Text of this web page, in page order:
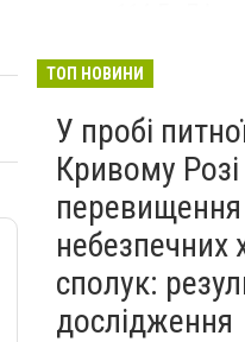
вшановує
війни, -
09:00
ТОП НОВИНИ
У пробі
Кривому
перевищення
небезпечних
сполук:
дослідження